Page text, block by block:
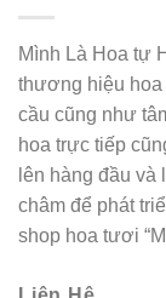
Mình Là Hoa tự
thương hiệu
cầu cũng như
hoa trực tiếp
lên hàng đầu
châm để phát
shop hoa tươi